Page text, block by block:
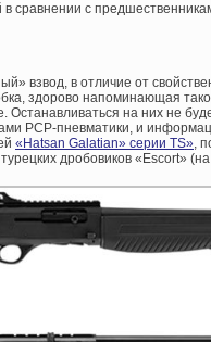
сравнении с
взвод, в отличие от
здорово напоминающая
Останавливаться на них не
PCP-пневматики, и
«Hatsan Galatian» серии TS» ,
дробовиков «Escort»